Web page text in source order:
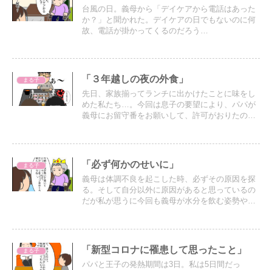
台風の日。義母から「デイケアから電話はあった
か？」と聞かれた。デイケアの日でもないのに何
故、電話が掛かってくるのだろう…
まる子 「３年越しの夜の外食」
先日、家族揃ってランチに出かけたことに味をし
めた私たち…。今回は息子の要望により、パパが
義母にお留守番をお願いして、許可がおりたので
まる子 「必ず何かのせいに」
義母は体調不良を起こした時、必ずその原因を探
る。そして自分以外に原因があると思っているの
だが私が思うに今回も義母が水分を飲む姿勢や飲
まる子 「新型コロナに罹患して思ったこと」
パパと王子の発熱期間は3日。私は5日間だっ